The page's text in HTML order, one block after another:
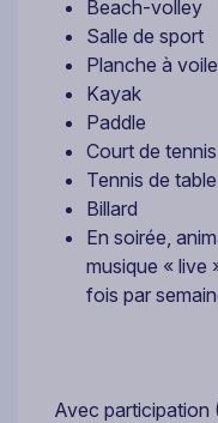
Beach-volley
Salle de sport
Planche à voile
Kayak
Paddle
Court de
Tennis de table
Billard
En soirée,
musique « live
fois par
Avec participation